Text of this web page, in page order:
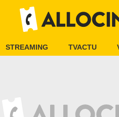
STREAMING TVACTU